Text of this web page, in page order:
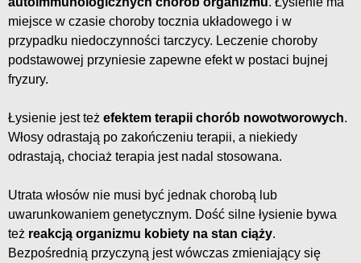
miejsce w czasie choroby tocznia układowego i w
przypadku niedoczynności tarczycy. Leczenie choroby
podstawowej przyniesie zapewne efekt w postaci bujnej
fryzury.
Łysienie jest też efektem terapii chorób nowotworowych.
Włosy odrastają po zakończeniu terapii, a niekiedy
odrastają, chociaż terapia jest nadal stosowana.
Utrata włosów nie musi być jednak chorobą lub
uwarunkowaniem genetycznym. Dość silne łysienie bywa
też reakcją organizmu kobiety na stan ciąży.
Bezpośrednią przyczyną jest wówczas zmieniający się